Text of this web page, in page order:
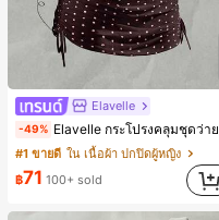
Elavelle
-49% Elavelle กระโปรงคลุมชุดว่ายน้ำลายจุดสำหรับผู้หญิง, กระโปรงคลุมชุดว่ายน้ำสีน้ำตาลสำหรับเทศกาลฤดูใบไม้ผลิ/ฤดูร้อน
#1 ขายดี ใน เนื้อผ้า ปกปิดผู้หญิง
฿71 100+ sold